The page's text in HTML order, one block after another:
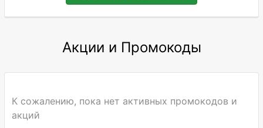
Акции и Промокоды
К сожалению, пока нет активных промокодов и
акций